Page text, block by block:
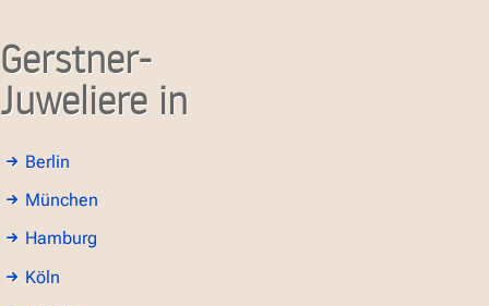
Gerstner-
Juweliere in
Berlin
München
Hamburg
Köln